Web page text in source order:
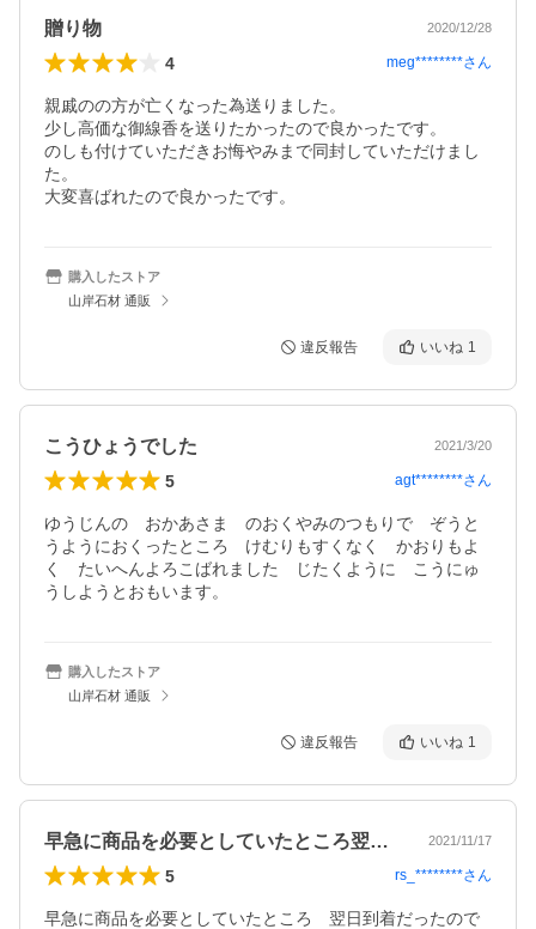
贈り物 2020/12/28
4 meg********さん
親戚のの方が亡くなった為送りました。
少し高価な御線香を送りたかったので良かったです。
のしも付けていただきお悔やみまで同封していただけまし
た。
大変喜ばれたので良かったです。
購入したストア
山岸石材 通販
違反報告 いいね 1
こうひょうでした 2021/3/20
5 agt********さん
ゆうじんの　おかあさま　のおくやみのつもりで　ぞうと
うようにおくったところ　けむりもすくなく　かおりもよ
く　たいへんよろこばれました　じたくように　こうにゅ
うしようとおもいます。
購入したストア
山岸石材 通販
違反報告 いいね 1
早急に商品を必要としていたところ翌日到… 2021/11/17
5 rs_********さん
早急に商品を必要としていたところ　翌日到着だったので